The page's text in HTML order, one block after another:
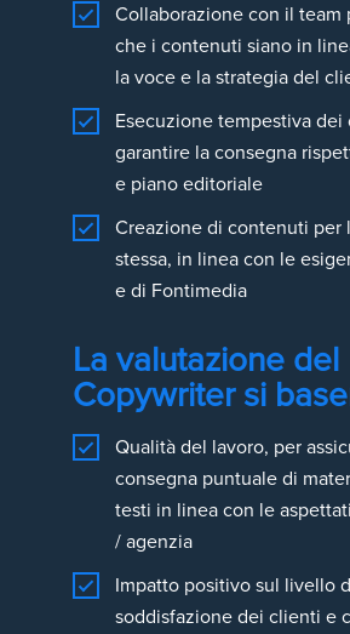
Collaborazione con il team
che i contenuti siano in
la voce e la strategia del
Esecuzione tempestiva
garantire la consegna
e piano editoriale
Creazione di contenuti per
stessa, in linea con le
e di Fontimedia
La valutazione del
Copywriter si
Qualità del lavoro, per
consegna puntuale di
testi in linea con le
/ agenzia
Impatto positivo sul livello
soddisfazione dei clienti e